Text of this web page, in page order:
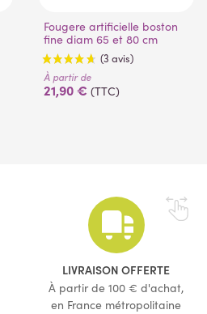
Fougere artificielle boston
fine diam 65 et 80 cm
(3 avis)
À partir de
21,90 € (TTC)
LIVRAISON OFFERTE
À partir de 100 € d'achat,
en France métropolitaine